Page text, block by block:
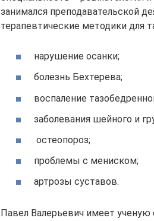
занимался преподавательской
терапевтические методики для
нарушение осанки;
болезнь Бехтерева;
воспаление
заболевания шейного и
остеопороз;
проблемы с мениском;
артрозы суставов.
Павел Валерьевич имеет